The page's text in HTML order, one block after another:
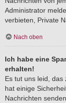
Administrator
verbieten, Private
Nach oben
Ich habe eine
erhalten!
Es tut uns leid,
hat einige
Nachrichten